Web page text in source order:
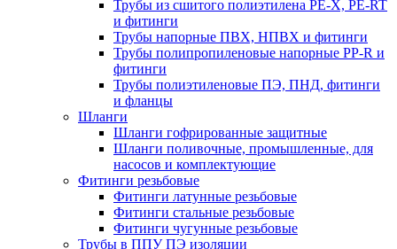
Трубы из сшитого полиэтилена PE-X, PE-RT
и фитинги
Трубы напорные ПВХ, НПВХ и фитинги
Трубы полипропиленовые напорные PP-R и
фитинги
Трубы полиэтиленовые ПЭ, ПНД, фитинги
и фланцы
Шланги
Шланги гофрированные защитные
Шланги поливочные, промышленные, для
насосов и комплектующие
Фитинги резьбовые
Фитинги латунные резьбовые
Фитинги стальные резьбовые
Фитинги чугунные резьбовые
Трубы в ППУ ПЭ изоляции